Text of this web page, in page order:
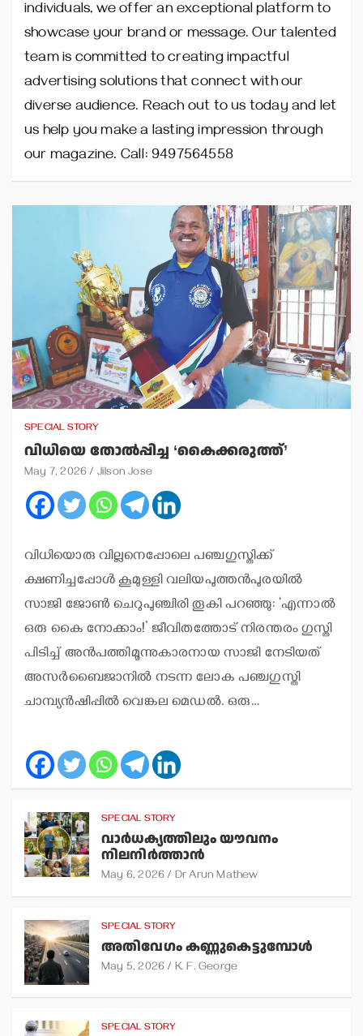
individuals, we offer an exceptional platform to
showcase your brand or message. Our talented
team is committed to creating impactful
advertising solutions that connect with our
diverse audience. Reach out to us today and let
us help you make a lasting impression through
our magazine. Call: 9497564558
SPECIAL STORY
വിധിയെ തോല്‍പ്പിച്ച ‘കൈക്കരുത്ത്’
May 7, 2026 Jilson Jose
വിധിയൊരു വില്ലനെപ്പോലെ പഞ്ചഗുസ്തിക്ക്
ക്ഷണിച്ചപ്പോള്‍ കൂമുള്ളി വലിയപുത്തന്‍പുരയില്‍
സാജി ജോണ്‍ ചെറുപുഞ്ചിരി തൂകി പറഞ്ഞു: ‘എന്നാല്‍
ഒരു കൈ നോക്കാം!’ ജീവിതത്തോട് നിരന്തരം ഗുസ്തി
പിടിച്ച് അന്‍പത്തിമൂന്നുകാരനായ സാജി നേടിയത്
അസര്‍ബൈജാനില്‍ നടന്ന ലോക പഞ്ചഗുസ്തി
ചാമ്പ്യന്‍ഷിപ്പില്‍ വെങ്കല മെഡല്‍. ഒരു…
SPECIAL STORY
വാര്‍ധക്യത്തിലും യൗവനം
നിലനിര്‍ത്താന്‍
May 6, 2026 Dr Arun Mathew
SPECIAL STORY
അതിവേഗം കണ്ണുകെട്ടുമ്പോള്‍
May 5, 2026 K. F. George
SPECIAL STORY